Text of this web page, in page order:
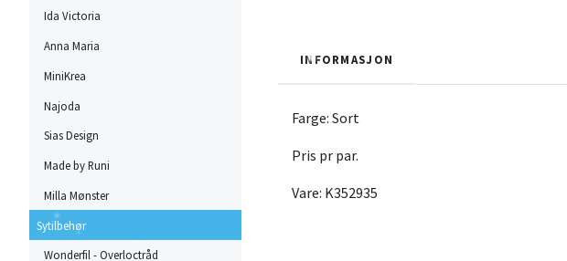
Ida Victoria
Anna Maria
MiniKrea
Najoda
Sias Design
Made by Runi
Milla Mønster
Sytilbehør
Wonderfil - Overloctråd
INFORMASJON
Farge: Sort
Pris pr par.
Vare: K352935